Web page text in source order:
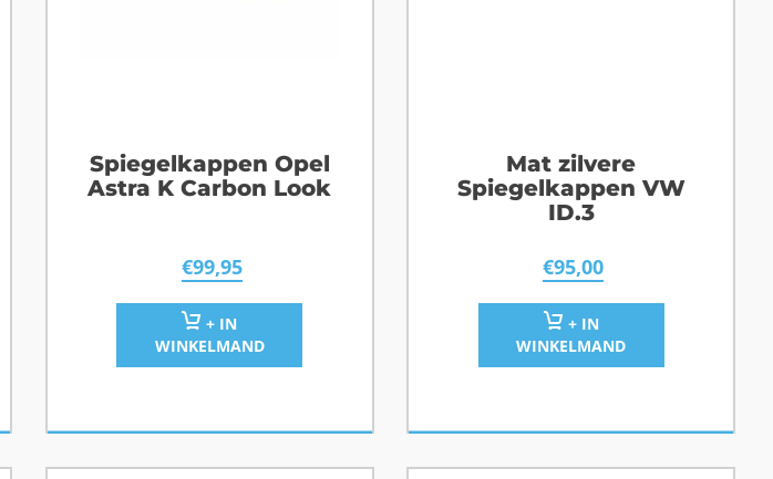
Spiegelkappen Opel
Astra K Carbon Look
€99,95
+ IN
WINKELMAND
Mat zilvere
Spiegelkappen VW
ID.3
€95,00
+ IN
WINKELMAND